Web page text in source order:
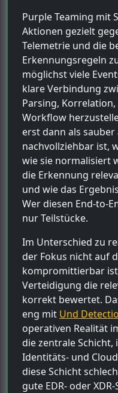
Purple Teaming mit
Aktionen gezielt
Telemetrie und die
Erkennungsregeln
möglichst viele
klare Verbindung
Parsing,
Workflow
erst dann als
nachvollziehbar ist,
wie sie normalisiert
die Erkennung
und wie das
Wer diesen End-to-
nur Teilstücke.
Im Unterschied zu
der Fokus nicht auf
kompromittierbar
Verteidigung die
korrekt bewertet.
eng mit Und
operativen Realität
die zentrale Schicht,
Identitäts- und
diese Schicht
gute EDR- oder